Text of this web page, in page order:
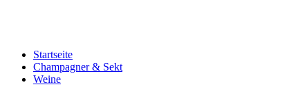
Startseite
Champagner & Sekt
Weine